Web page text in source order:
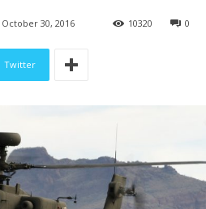
October 30, 2016 0
10320
Twitter